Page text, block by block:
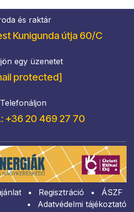
és raktár
Kunigunda útja 60/C
egy üzenetet
protected]
Telefonáljon
+36 20 469 27 70
• Regisztráció •
​ÁSZF
•
Adatvédelmi tájékoztató